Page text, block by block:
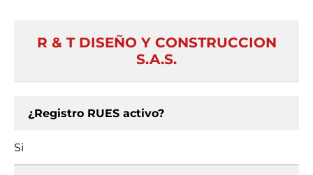
R & T DISEÑO Y CONSTRUCCION
S.A.S.
¿Registro RUES activo?
Si